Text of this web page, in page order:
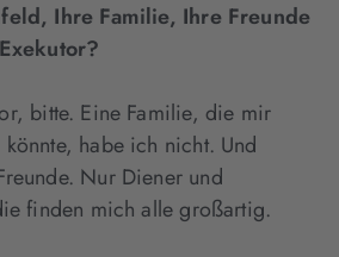
Ihre Familie, Ihre Freunde
bitte. Eine Familie, die mir
habe ich nicht. Und
Nur Diener und
finden mich alle großartig.